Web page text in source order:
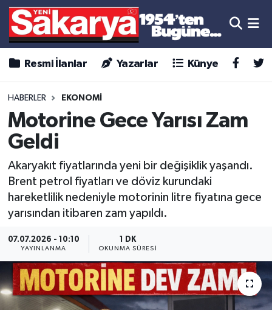
Resmi İlanlar Yazarlar Künye
HABERLER EKONOMİ
Motorine Gece Yarısı Zam
Geldi
Akaryakıt fiyatlarında yeni bir değişiklik yaşandı.
Brent petrol fiyatları ve döviz kurundaki
hareketlilik nedeniyle motorinin litre fiyatına gece
yarısından itibaren zam yapıldı.
07.07.2026 - 10:10
YAYINLANMA
1 DK
OKUNMA SÜRESI